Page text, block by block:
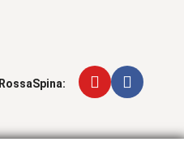
RossaSpina: